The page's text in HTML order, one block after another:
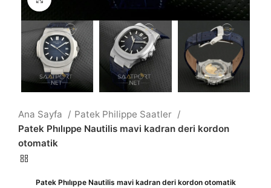
Ana Sayfa
Patek Philippe Saatler
Patek Phılıppe Nautilis mavi kadran deri kordon
otomatik
Patek Phılıppe Nautilis mavi kadran deri kordon otomatik